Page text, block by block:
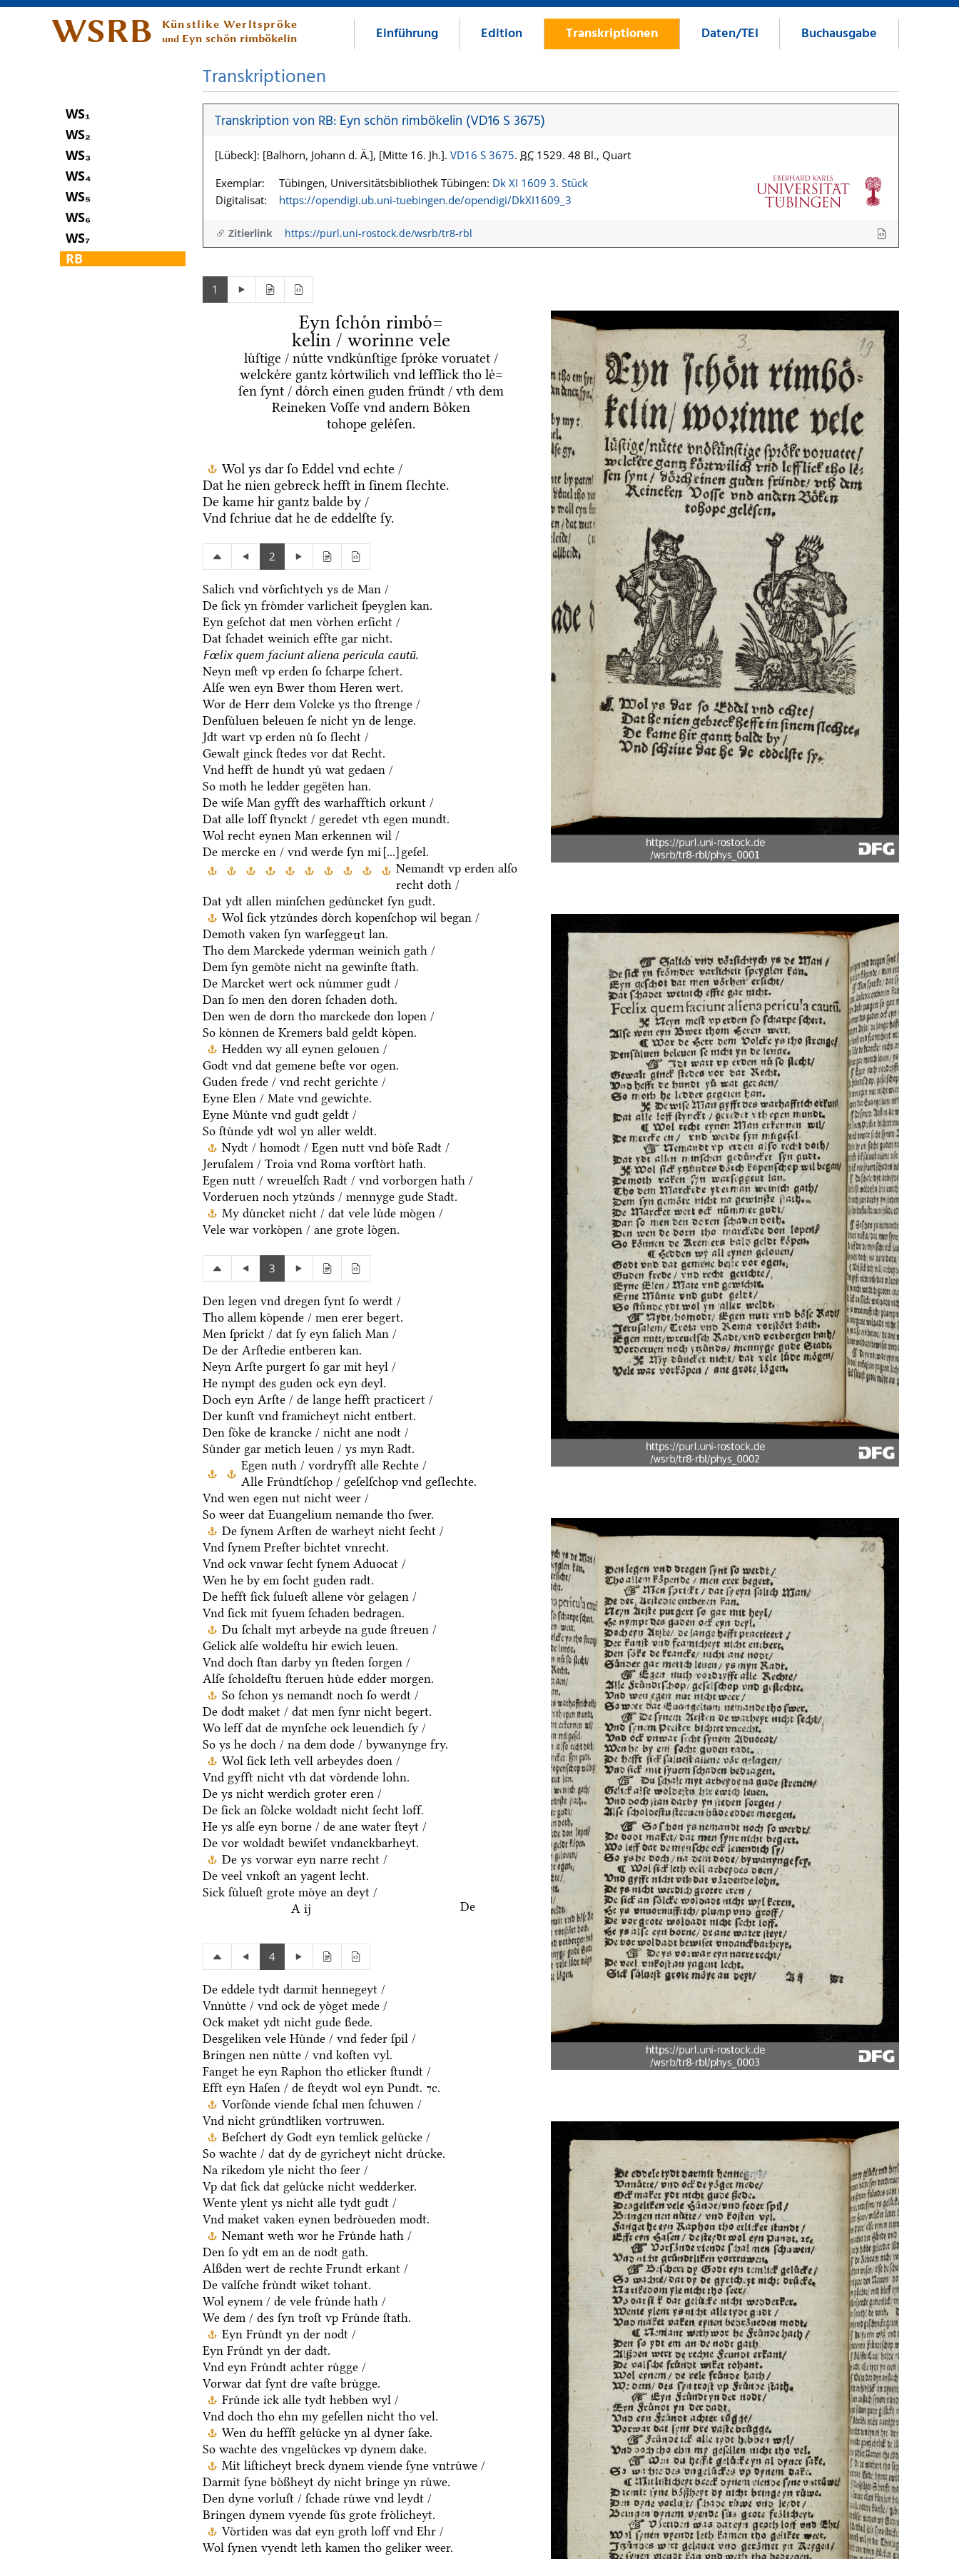
WSRB Künstlike Werltspröke
und Eyn schön rimbökelin Einführung Edition Transkriptionen Daten/TEI Buchausgabe
WS₁
WS₂
WS₃
WS₄
WS₅
WS₆
WS₇
RB
Transkriptionen
Transkription von RB: Eyn schön rimbökelin (VD16 S 3675)
[Lübeck]: [Balhorn, Johann d. Ä.], [Mitte 16. Jh.]. VD16 S 3675. BC 1529. 48 Bl., Quart
Exemplar:
Tübingen, Universitätsbibliothek Tübingen: Dk XI 1609 3. Stück
Digitalisat:
https://opendigi.ub.uni-tuebingen.de/opendigi/DkXI1609_3
Zitierlink https://purl.uni-rostock.de/wsrb/tr8-rbl
1
Eyn ſchoͤn rimboͤ=
kelin / worinne vele
luͤſtige / nuͤtte vndkuͤnſtige ſproͤke voruatet /
welckeͤre gantz koͤrtwilich vnd lefflick tho leͤ=
ſen ſynt / doͤrch einen guden fründt / vth dem
Reineken Voſſe vnd andern Boͤken
tohope geleͤſen.
Wol ys dar ſo Eddel vnd echte /
Dat he nien gebreck hefft in ſinem ſlechte.
De kame hir gantz balde by /
Vnd ſchriue dat he de eddelſte ſy.
2
Salich vnd voͤrſichtych ys de Man /
De ſick yn froͤmder varlicheit ſpeyglen kan.
Eyn geſchot dat men voͤrhen erſicht /
Dat ſchadet weinich effte gar nicht.
Fœlix quem faciunt aliena pericula cautū.
Neyn meſt vp erden ſo ſcharpe ſchert.
Alſe wen eyn Bwer thom Heren wert.
Wor de Herr dem Volcke ys tho ſtrenge /
Denſuͤluen beleuen ſe nicht yn de lenge.
Jdt wart vp erden nuͤ ſo ſlecht /
Gewalt ginck ſtedes vor dat Recht.
Vnd hefft de hundt yuͤ wat gedaen /
So moth he ledder gegëten han.
De wiſe Man gyfft des warhafftich orkunt /
Dat alle loff ſtynckt / geredet vth egen mundt.
Wol recht eynen Man erkennen wil /
De mercke en / vnd werde ſyn mi [...] geſel.
Nemandt vp erden alſo
recht doth /
Dat ydt allen minſchen geduͤncket ſyn gudt.
Wol ſick ytzuͤndes doͤrch kopenſchop wil began /
Demoth vaken ſyn warſeggent lan.
Tho dem Marckede yderman weinich gath /
Dem ſyn gemoͤte nicht na gewinſte ſtath.
De Marcket wert ock nuͦmmer gudt /
Dan ſo men den doren ſchaden doth.
Den wen de dorn tho marckede don lopen /
So koͤnnen de Kremers bald geldt koͤpen.
Hedden wy all eynen gelouen /
Godt vnd dat gemene beſte vor ogen.
Guden frede / vnd recht gerichte /
Eyne Elen / Mate vnd gewichte.
Eyne Muͤnte vnd gudt geldt /
So ſtuͤnde ydt wol yn aller weldt.
Nydt / homodt / Egen nutt vnd boͤſe Radt /
Jeruſalem / Troia vnd Roma vorſtoͤrt hath.
Egen nutt / wreuelſch Radt / vnd vorborgen hath /
Vorderuen noch ytzuͤnds / mennyge gude Stadt.
My duͤncket nicht / dat vele luͤde moͤgen /
Vele war vorkoͤpen / ane grote loͤgen.
3
Den legen vnd dregen ſynt ſo werdt /
Tho allem koͤpende / men erer begert.
Men ſprickt / dat ſy eyn ſalich Man /
De der Arſtedie entberen kan.
Neyn Arſte purgert ſo gar mit heyl /
He nympt des guden ock eyn deyl.
Doch eyn Arſte / de lange hefft practicert /
Der kunſt vnd framicheyt nicht entbert.
Den ſoͤke de krancke / nicht ane nodt /
Suͤnder gar metich leuen / ys myn Radt.
Egen nuth / vordryfft alle Rechte /
Alle Fruͤndtſchop / geſelſchop vnd geſlechte.
Vnd wen egen nut nicht weer /
So weer dat Euangelium nemande tho ſwer.
De ſynem Arſten de warheyt nicht ſecht /
Vnd ſynem Preſter bichtet vnrecht.
Vnd ock vnwar ſecht ſynem Aduocat /
Wen he by em ſocht guden radt.
De hefft ſick ſulueſt allene voͤr gelagen /
Vnd ſick mit ſyuem ſchaden bedragen.
Du ſchalt myt arbeyde na gude ſtreuen /
Gelick alſe woldeſtu hir ewich leuen.
Vnd doch ſtan darby yn ſteden ſorgen /
Alſe ſcholdeſtu ſteruen huͤde edder morgen.
So ſchon ys nemandt noch ſo werdt /
De dodt maket / dat men ſynr nicht begert.
Wo leff dat de mynſche ock leuendich ſy /
So ys he doch / na dem dode / bywanynge fry.
Wol ſick leth vell arbeydes doen /
Vnd gyfft nicht vth dat voͤrdende lohn.
De ys nicht werdich groter eren /
De ſick an ſoͤlcke woldadt nicht ſecht loff.
He ys alſe eyn borne / de ane water ſteyt /
De vor woldadt bewiſet vndanckbarheyt.
De ys vorwar eyn narre recht /
De veel vnkoſt an yagent lecht.
Sick ſuͤlueſt grote moͤye an deyt /
A ij
De
4
De eddele tydt darmit hennegeyt /
Vnnuͤtte / vnd ock de yoͤget mede /
Ock maket ydt nicht gude ßede.
Desgeliken vele Huͤnde / vnd feder ſpil /
Bringen nen nuͤtte / vnd koſten vyl.
Fanget he eyn Raphon tho etlicker ſtundt /
Efft eyn Haſen / de ſteydt wol eyn Pundt. ⁊c.
Vorſoͤnde viende ſchal men ſchuwen /
Vnd nicht gruͤndtliken vortruwen.
Beſchert dy Godt eyn temlick geluͤcke /
So wachte / dat dy de gyricheyt nicht druͤcke.
Na rikedom yle nicht tho ſeer /
Vp dat ſick dat geluͤcke nicht wedderker.
Wente ylent ys nicht alle tydt gudt /
Vnd maket vaken eynen bedroͤueden modt.
Nemant weth wor he Fruͤnde hath /
Den ſo ydt em an de nodt gath.
Alßden wert de rechte Frundt erkant /
De valſche fruͤndt wiket tohant.
Wol eynem / de vele fruͤnde hath /
We dem / des ſyn troſt vp Fruͤnde ſtath.
Eyn Fruͤndt yn der nodt /
Eyn Fruͤndt yn der dadt.
Vnd eyn Fruͤndt achter ruͤgge /
Vorwar dat ſynt dre vaſte bruͤgge.
Fruͤnde ick alle tydt hebben wyl /
Vnd doch tho ehn my geſellen nicht tho vel.
Wen du heffſt geluͤcke yn al dyner ſake.
So wachte des vngeluͤckes vp dynem dake.
Mit liſticheyt breck dynem viende ſyne vntruͤwe /
Darmit ſyne boͤßheyt dy nicht bringe yn ruͤwe.
Den dyne vorluſt / ſchade ruͤwe vnd leydt /
Bringen dynem vyende ſuͤs grote froͤlicheyt.
Voͤrtiden was dat eyn groth loff vnd Ehr /
Wol ſynen vyendt leth kamen tho geliker weer.